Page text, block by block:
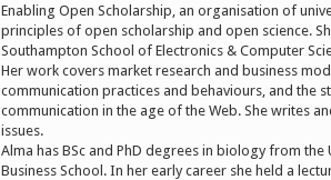
Enabling Open Scholarship, an organisation of
principles of open scholarship and open science.
Southampton School of Electronics & Computer
Her work covers market research and business
communication practices and behaviours, and
communication in the age of the Web. She writes
issues.
Alma has BSc and PhD degrees in biology from
Business School. In her early career she held a